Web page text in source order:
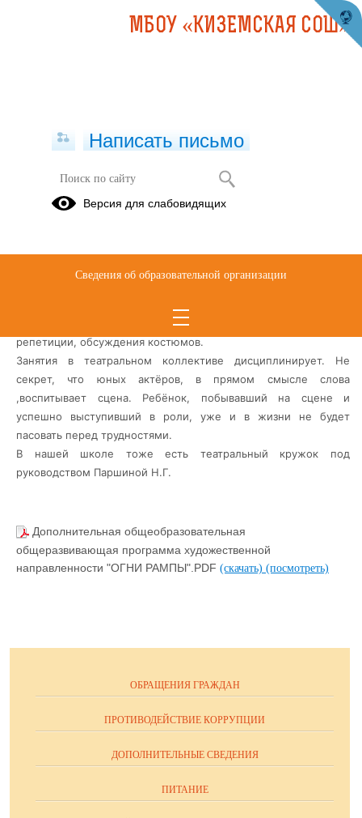
Школьный театр "ОГНИ РАМПЫ"
встреч, во время которых происходит разучивание ролей,
репетиции, обсуждения костюмов.
Занятия в театральном коллективе дисциплинирует. Не
секрет, что юных актёров, в прямом смысле слова
,воспитывает сцена. Ребёнок, побывавший на сцене и
успешно выступивший в роли, уже и в жизни не будет
пасовать перед трудностями.
В нашей школе тоже есть театральный кружок под
руководством Паршиной Н.Г.
Дополнительная общеобразовательная
общеразвивающая программа художественной
направленности "ОГНИ РАМПЫ".PDF (скачать) (посмотреть)
ОБРАЩЕНИЯ ГРАЖДАН
ПРОТИВОДЕЙСТВИЕ КОРРУПЦИИ
ДОПОЛНИТЕЛЬНЫЕ СВЕДЕНИЯ
ПИТАНИЕ
МБОУ «КИЗЕМСКАЯ СОШ»
Написать письмо
Версия для слабовидящих
Сведения об образовательной организации